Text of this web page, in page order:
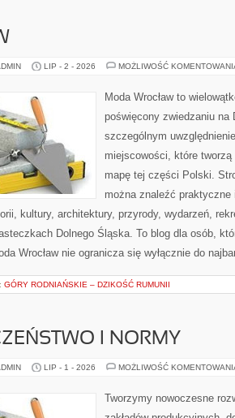
LIP - 2 - 2026 MOŻLIWOŚĆ
Moda Wrocław to
poświęcony zwiedzaniu na
szczególnym
miejscowości, które
mapę tej części Polski.
można znaleźć
kultury, architektury, przyrody, wydarzeń,
Dolnego Śląska. To blog dla osób,
Wrocław nie ogranicza się wyłącznie do
GÓRY RODNIAŃSKIE – DZIKOŚĆ RUMUNII
I NORMY
LIP - 1 - 2026 MOŻLIWOŚĆ
Tworzymy nowoczesne